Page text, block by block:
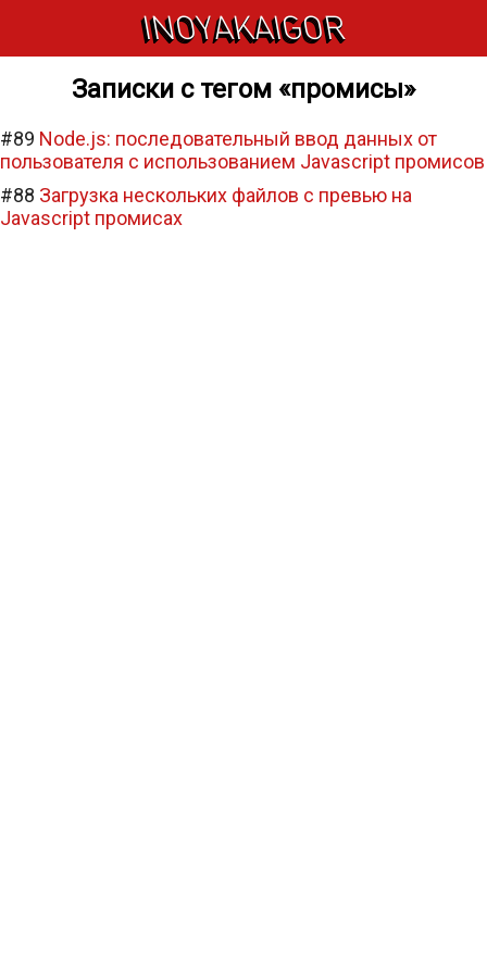
INOYAKAIGOR
Записки с тегом «промисы»
#89 Node.js: последовательный ввод данных от
пользователя с использованием Javascript промисов
#88 Загрузка нескольких файлов с превью на
Javascript промисах